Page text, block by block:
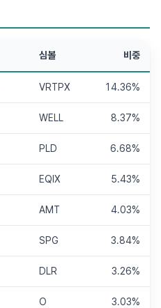
심볼 비중
VRTPX 14.36%
WELL 8.37%
PLD 6.68%
EQIX 5.43%
AMT 4.03%
SPG 3.84%
DLR 3.26%
O 3.03%